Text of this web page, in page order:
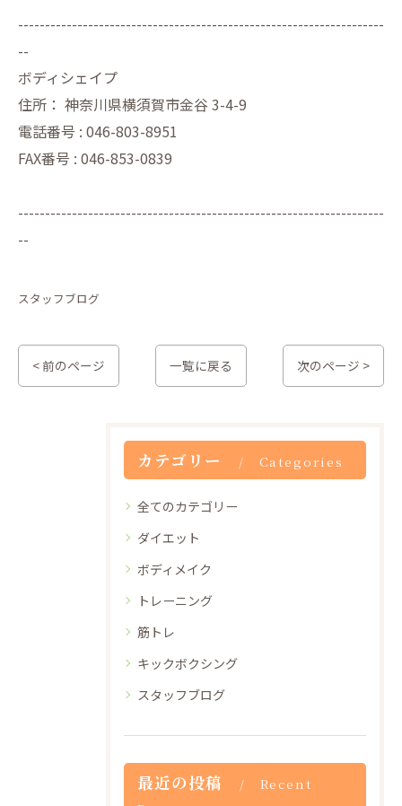
--------------------------------------------------------------------
--
ボディシェイプ
住所： 神奈川県横須賀市金谷 3-4-9
電話番号 : 046-803-8951
FAX番号 : 046-853-0839
--------------------------------------------------------------------
--
スタッフブログ
< 前のページ 一覧に戻る 次のページ >
カテゴリー Categories
全てのカテゴリー
ダイエット
ボディメイク
トレーニング
筋トレ
キックボクシング
スタッフブログ
最近の投稿
Recent